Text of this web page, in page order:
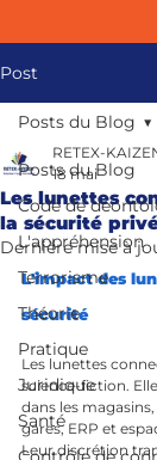
Post
Posts du Blog
Code de
L'appréhension
Terrorisme
Théorie
Pratique
Juridique
Santé
Posts du Blog
Les lunettes
la sécurité
RETEX-
18 mai
Dernière mise à
L'impact des
sécurité
Les lunettes
science-fiction.
dans les
gares, ERP et
Leur discrétion